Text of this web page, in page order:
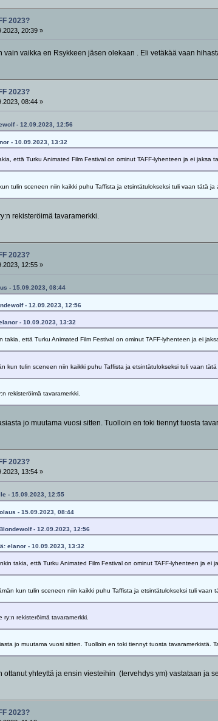
2023?
20:39 »
vain vaikka en Rsykkeen jäsen olekaan . Eli vetäkää vaan
2023?
08:44 »
- 12.09.2023, 12:56
- 10.09.2023, 13:32
että Turku Animated Film Festival on ominut TAFF-lyhenteen ja ei jaksa
tulin sceneen niin kaikki puhu Taffista ja etsintätulokseksi tuli vaan tätä
rekisteröimä tavaramerkki.
2023?
12:55 »
- 15.09.2023, 08:44
- 12.09.2023, 12:56
- 10.09.2023, 13:32
takia, että Turku Animated Film Festival on ominut TAFF-lyhenteen ja ei
kun tulin sceneen niin kaikki puhu Taffista ja etsintätulokseksi tuli vaan
rekisteröimä tavaramerkki.
jo muutama vuosi sitten. Tuolloin en toki tiennyt tuosta
2023?
13:54 »
- 15.09.2023, 12:55
- 15.09.2023, 08:44
- 12.09.2023, 12:56
elanor - 10.09.2023, 13:32
takia, että Turku Animated Film Festival on ominut TAFF-lyhenteen ja ei
kun tulin sceneen niin kaikki puhu Taffista ja etsintätulokseksi tuli
ry:n rekisteröimä tavaramerkki.
jo muutama vuosi sitten. Tuolloin en toki tiennyt tuosta tavaramerkistä.
ottanut yhteyttä ja ensin viesteihin (tervehdys ym) vastataan ja
2023?